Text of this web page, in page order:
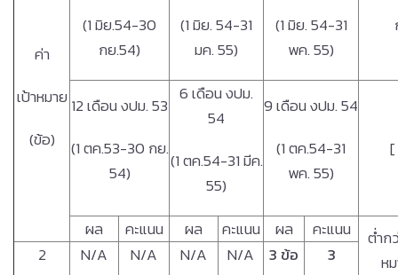
ค่า
เป้าหมาย
(ข้อ)
(1 มิย.54-30
กย.54)
(1 มิย. 54-31
มค. 55)
(1 มิย. 54-31
พค. 55)
12 เดือน งปม. 53
(1 ตค.53-30 กย.
54)
6 เดือน งปม.
54
(1 ตค.54-31 มีค.
55)
9 เดือน งปม. 54
(1 ตค.54-31
พค. 55)
ผล คะแนน ผล คะแนน ผล คะแนน
ต่ำก
ห
2 N/A N/A N/A N/A 3 ข้อ 3